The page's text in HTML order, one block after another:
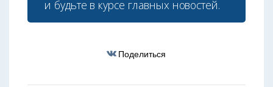
и будьте в курсе главных новостей.
Поделиться